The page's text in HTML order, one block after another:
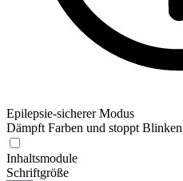
Epilepsie-sicherer Modus
Dämpft Farben und stoppt Blinken
Inhaltsmodule
Schriftgröße